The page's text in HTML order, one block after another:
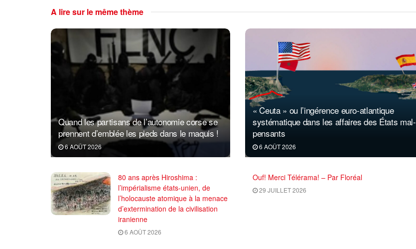
A lire sur le même thème
Quand les partisans de l’autonomie corse se
prennent d’emblée les pieds dans le maquis !
6 AOÛT 2026
« Ceuta » ou l’ingérence euro-atlantique
systématique dans les affaires des États mal-
pensants
6 AOÛT 2026
80 ans après Hiroshima :
l’impérialisme états-unien, de
l’holocauste atomique à la menace
d’extermination de la civilisation
iranienne
6 AOÛT 2026
Ouf! Merci Télérama! – Par Floréal
29 JUILLET 2026